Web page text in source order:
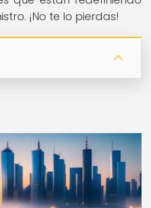
¡No te lo pierdas!